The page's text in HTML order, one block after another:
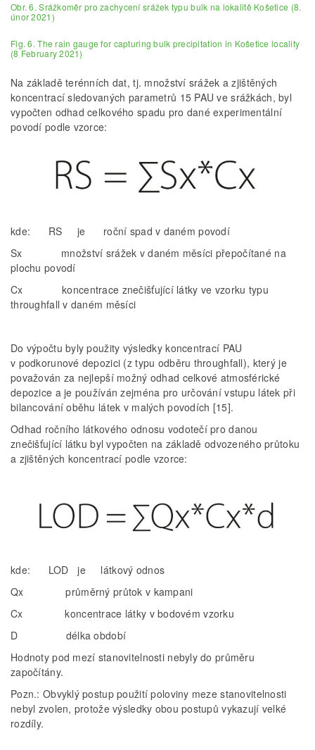
Obr. 6. Srážkoměr pro zachycení srážek typu bulk na lokalitě Košetice (8.
únor 2021)
Fig. 6. The rain gauge for capturing bulk precipitation in Košetice locality
(8 February 2021)
Na základě terénních dat, tj. množství srážek a zjištěných
koncentrací sledovaných parametrů 15 PAU ve srážkách, byl
vypočten odhad celkového spadu pro dané experimentální
povodí podle vzorce:
kde: RS je roční spad v daném povodí
Sx množství srážek v daném měsíci přepočítané na
plochu povodí
Cx koncentrace znečišťující látky ve vzorku typu
throughfall v daném měsíci
Do výpočtu byly použity výsledky koncentrací PAU
v podkorunové depozici (z typu odběru throughfall), který je
považován za nejlepší možný odhad celkové atmosférické
depozice a je používán zejména pro určování vstupu látek při
bilancování oběhu látek v malých povodích [15].
Odhad ročního látkového odnosu vodotečí pro danou
znečišťující látku byl vypočten na základě odvozeného průtoku
a zjištěných koncentrací podle vzorce:
kde: LOD je látkový odnos
Qx průměrný průtok v kampani
Cx koncentrace látky v bodovém vzorku
D délka období
Hodnoty pod mezí stanovitelnosti nebyly do průměru
započítány.
Pozn.: Obvyklý postup použití poloviny meze stanovitelnosti
nebyl zvolen, protože výsledky obou postupů vykazují velké
rozdíly.